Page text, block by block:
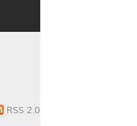
RSS 2.0